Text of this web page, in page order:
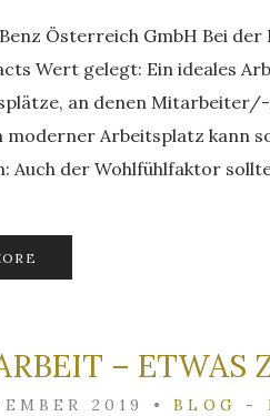
Österreich GmbH Bei
Wert gelegt: Ein ideales
an denen
moderner Arbeitsplatz kann
Auch der Wohlfühlfaktor
– ETWAS
2019 •BLOG -